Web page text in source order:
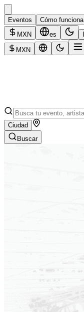
Eventos Cómo funciona
MXN
es
MXN
Ciudad
Buscar